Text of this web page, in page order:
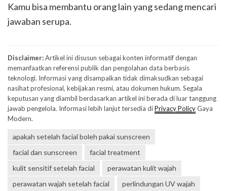
Kamu bisa membantu orang lain yang sedang mencari
jawaban serupa.
Disclaimer:Artikel ini disusun sebagai konten informatif dengan
memanfaatkan referensi publik dan pengolahan data berbasis
teknologi. Informasi yang disampaikan tidak dimaksudkan sebagai
nasihat profesional, kebijakan resmi, atau dokumen hukum. Segala
keputusan yang diambil berdasarkan artikel ini berada di luar tanggung
jawab pengelola. Informasi lebih lanjut tersedia diPrivacy PolicyGaya
Modern.
apakah setelah facial boleh pakai sunscreen
facial dan sunscreen
facial treatment
kulit sensitif setelah facial
perawatan kulit wajah
perawatan wajah setelah facial
perlindungan UV wajah